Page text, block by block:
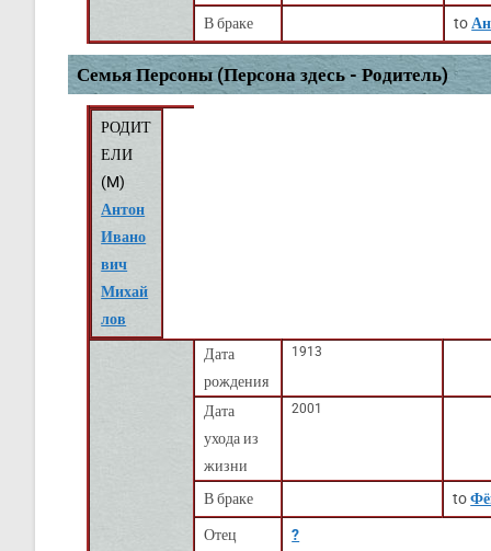
В браке to
Семья Персоны (Персона здесь - Родитель)
РОДИТ
ЕЛИ
(M)
Антон
Ивано
вич
Михай
лов
Дата
рождения
1913
Дата
ухода из
жизни
2001
В браке to
Отец ?